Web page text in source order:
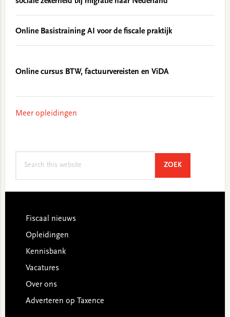
Online Basistraining AI voor de fiscale praktijk
Online cursus BTW, factuurvereisten en ViDA
Meer opleidingen
ZOEKSEARCH
Footer
Fiscaal nieuws
Opleidingen
Kennisbank
Vacatures
Over ons
Adverteren op Taxence